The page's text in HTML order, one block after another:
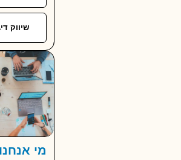
שיווק
מי